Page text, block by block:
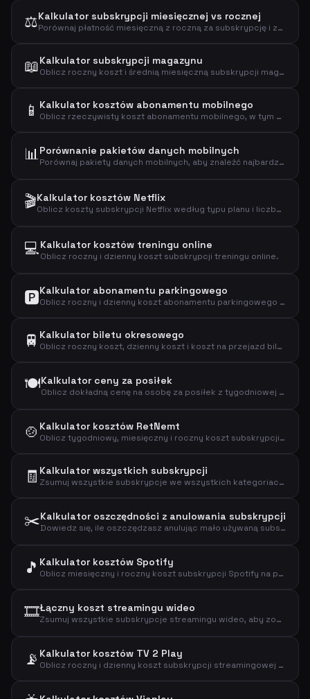
⚖️Kalkulator subskrypcji miesięcznej vs rocznej
Porównaj płatność miesięczną z roczną za subskrypcję i zobacz, ile oszczędzasz z planem rocznym.
📖Kalkulator subskrypcji magazynu
Oblicz roczny koszt i średnią miesięczną subskrypcji magazynu na podstawie ceny za numer.
📱 Kalkulator kosztów abonamentu mobilnego
Oblicz rzeczywisty koszt abonamentu mobilnego, w tym opłatę aktywacyjną, koszt roczny, dzienny i koszt za GB danych.
📊Porównanie pakietów danych mobilnych
Porównaj pakiety danych mobilnych, aby znaleźć najbardziej opłacalny plan w oparciu o rzeczywiste zużycie danych.
🎬Kalkulator kosztów Netflix
Oblicz koszty subskrypcji Netflix według typu planu i liczby użytkowników, aby poznać swoje wydatki miesięczne, roczne i dzienne.
💻Kalkulator kosztów treningu online
Oblicz roczny i dzienny koszt subskrypcji treningu online.
🅿️Kalkulator abonamentu parkingowego
Oblicz roczny i dzienny koszt abonamentu parkingowego i sprawdź, czy się opłaca.
🚆 Kalkulator biletu okresowego
Oblicz roczny koszt, dzienny koszt i koszt na przejazd biletu okresowego.
🍽️Kalkulator ceny za posiłek
Oblicz dokładną cenę na osobę za posiłek z tygodniowej subskrypcji zestawu obiadowego.
🍲 Kalkulator kosztów RetNemt
Oblicz tygodniowy, miesięczny i roczny koszt subskrypcji zestawu obiadowego RetNemt.
🧾 Kalkulator wszystkich subskrypcji
Zsumuj wszystkie subskrypcje we wszystkich kategoriach, aby zobaczyć łączną kwotę wydawaną miesięcznie, rocznie i dziennie.
✂️Kalkulator oszczędności z anulowania subskrypcji
Dowiedz się, ile oszczędzasz anulując mało używaną subskrypcję i zobacz rzeczywisty koszt za użycie.
🎵 Kalkulator kosztów Spotify
Oblicz miesięczny i roczny koszt subskrypcji Spotify na podstawie wybranego planu.
🎞️Łączny koszt streamingu wideo
Zsumuj wszystkie subskrypcje streamingu wideo, aby zobaczyć łączny koszt miesięczny, roczny i dzienny.
📡 Kalkulator kosztów TV 2 Play
Oblicz roczny i dzienny koszt subskrypcji streamingowej TV 2 Play.